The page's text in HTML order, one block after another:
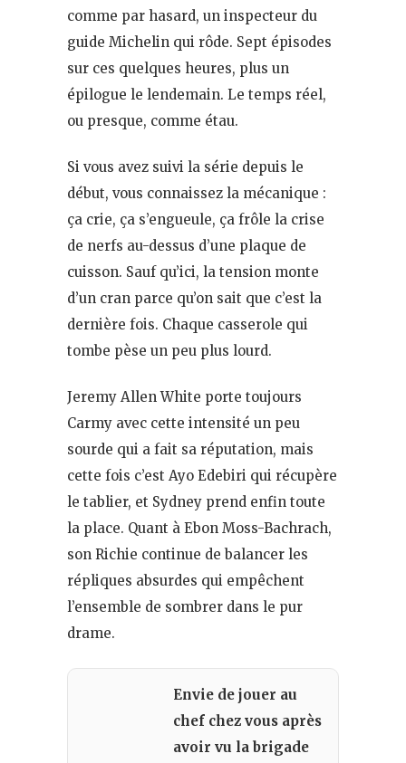
comme par hasard, un inspecteur du
guide Michelin qui rôde. Sept épisodes
sur ces quelques heures, plus un
épilogue le lendemain. Le temps réel,
ou presque, comme étau.
Si vous avez suivi la série depuis le
début, vous connaissez la mécanique :
ça crie, ça s’engueule, ça frôle la crise
de nerfs au-dessus d’une plaque de
cuisson. Sauf qu’ici, la tension monte
d’un cran parce qu’on sait que c’est la
dernière fois. Chaque casserole qui
tombe pèse un peu plus lourd.
Jeremy Allen White porte toujours
Carmy avec cette intensité un peu
sourde qui a fait sa réputation, mais
cette fois c’est Ayo Edebiri qui récupère
le tablier, et Sydney prend enfin toute
la place. Quant à Ebon Moss-Bachrach,
son Richie continue de balancer les
répliques absurdes qui empêchent
l’ensemble de sombrer dans le pur
drame.
Envie de jouer au
chef chez vous après
avoir vu la brigade